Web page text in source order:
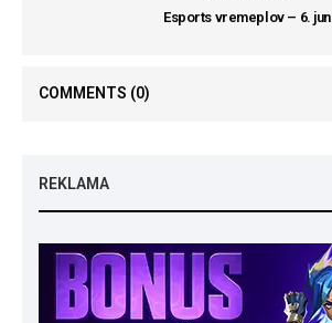
Esports vremeplov – 6. jun
COMMENTS (0)
REKLAMA